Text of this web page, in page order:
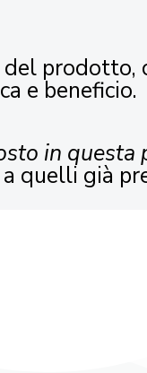
del prodotto,
e beneficio.
in questa
quelli già